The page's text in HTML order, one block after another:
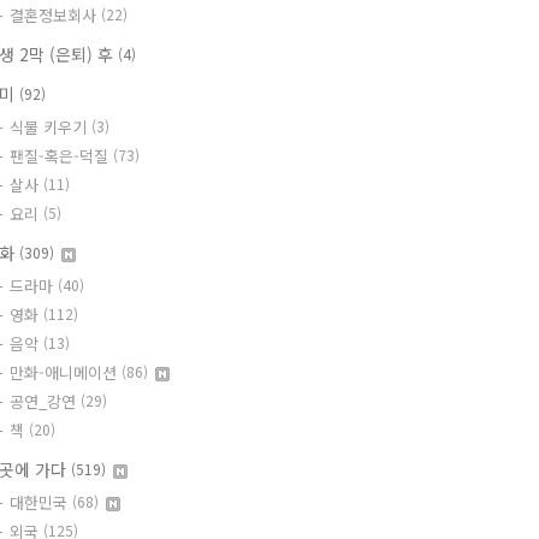
결혼정보회사 (22)
2막 (은퇴) 후 (4)
(92)
식물 키우기 (3)
팬질-혹은-덕질 (73)
살사 (11)
요리 (5)
(309)
드라마 (40)
영화 (112)
음악 (13)
만화-애니메이션 (86)
공연_강연 (29)
책 (20)
에 가다 (519)
대한민국 (68)
외국 (125)